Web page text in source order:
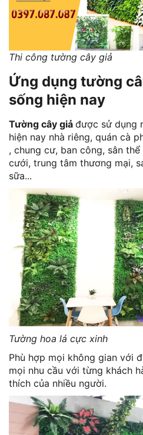
Thi công tường cây giả
Ứng dụng tường
sống hiện nay
Tường cây giả được sử dụng
hiện nay nhà riêng, quán cà
, chung cư, ban công, sân
cưới, trung tâm thương mại,
sữa...
Tường hoa lá cực xinh
Phù hợp mọi không gian với
mọi nhu cầu với từng khách
thích của nhiều người.